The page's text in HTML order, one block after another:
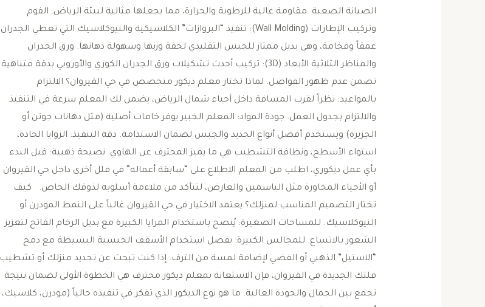
الصيانة الصعبة. ​مقاومة عالية للرطوبة والحرارة، مما يجعلها مثالية لبيئة الرياض. ​الفوم
وتركيب الإطارات (Wall Molding): ​تنفيذ “البروازات” الكلاسيكية والنيوكلاسيك التي تعطي الجدران
عمقاً وفخامة، وهي بديل ممتاز للجبس التقليدي لخفة وزنها وسهولة دهانها. ​ورق الجدران
والمناظر الثلاثية الأبعاد (3D): ​تركيب أحدث تشكيلات ورق الجدران الكوري والأوروبي بدقة متناهية
تضمن عدم ظهور الفواصل. ​لماذا تختار معلم ديكور متخصص في حي القيروان؟ ​الالتزام
بالمواعيد: نظراً لقرب المسافة داخل أحياء شمال الرياض، يضمن لك المعلم سرعة في التنفيذ
والالتزام بجدول العمل. ​جودة المواد: المعلم الخبير يوفر خامات أصلية (مثل دهانات جوتن أو
الجزيرة) ويستخدم أفضل أنواع الحديد والجبس لضمان الاستدامة. ​دقة التنفيذ: الزوايا الحادة،
استواء الأسطح، ونظافة التشطيب هي ما يميز المحترف عن الهاوي. ​نصيحة ذهبية: قبل البدء
بأي عمل ديكوري، اطلب من المعلم الاطلاع على “سابقة أعماله” في فلل أخرى داخل حي القيروان
أو الأحياء المجاورة مثل الياسمين والعارض، لتتأكد من ملاءمة أسلوبه لذوقك الخاص. ​كيف
تختار التصميم المناسب لمنزلك؟ ​يعتمد الاختيار في حي القيروان غالباً على النمط المودرن أو
النيوكلاسيك. ​للمساحات الصغيرة: يُنصح باستخدام المرايا الكبيرة مع بديل الرخام الفاتح لتعزيز
الشعور بالاتساع. ​للمجالس الكبيرة: يفضل استخدام الأسقف الجبسية البسيطة مع دمج
“الاستيل” الذهبي أو الفضي لإضافة لمسة من الترف. ​إذا كنت تبحث عن تجديد منزلك أو تشطيب
فلتك الجديدة في القيروان، فإن الاستعانة بمعلم ديكور محترف هي الخطوة الأولى لضمان نتيجة
تجمع بين الجمال والجودة العالية. ​ما هو نوع الديكور الذي تفكر في تنفيذه حالياً (مودرن، كلاسيك،